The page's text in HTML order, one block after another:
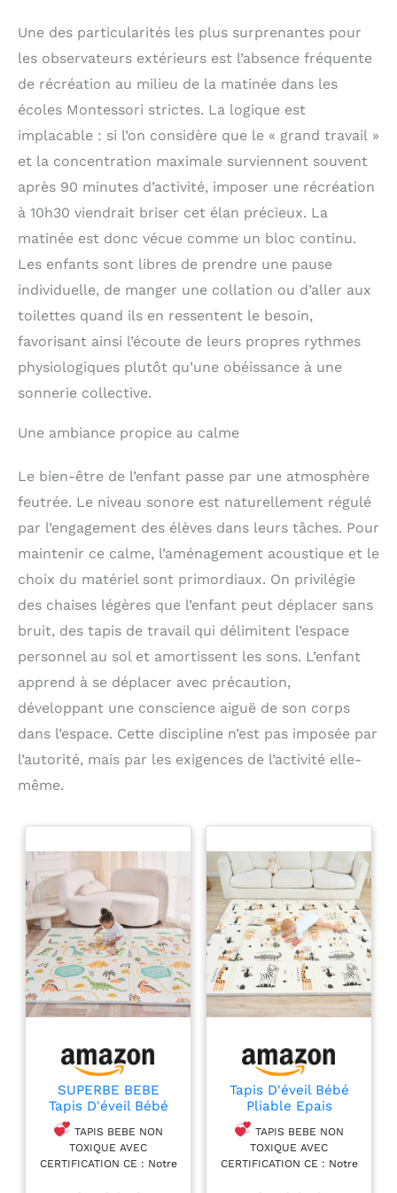
les enfants pour les
anniversaires, Halloween,
Pâques, Noël, etc.
Une des particularités les plus surprenantes pour
les observateurs extérieurs est l’absence fréquente
de récréation au milieu de la matinée dans les
écoles Montessori strictes. La logique est
implacable : si l’on considère que le « grand travail »
et la concentration maximale surviennent souvent
après 90 minutes d’activité, imposer une récréation
à 10h30 viendrait briser cet élan précieux. La
matinée est donc vécue comme un bloc continu.
Les enfants sont libres de prendre une pause
individuelle, de manger une collation ou d’aller aux
toilettes quand ils en ressentent le besoin,
favorisant ainsi l’écoute de leurs propres rythmes
physiologiques plutôt qu’une obéissance à une
sonnerie collective.
Une ambiance propice au calme
Le bien-être de l’enfant passe par une atmosphère
feutrée. Le niveau sonore est naturellement régulé
par l’engagement des élèves dans leurs tâches. Pour
maintenir ce calme, l’aménagement acoustique et le
choix du matériel sont primordiaux. On privilégie
des chaises légères que l’enfant peut déplacer sans
bruit, des tapis de travail qui délimitent l’espace
personnel au sol et amortissent les sons. L’enfant
apprend à se déplacer avec précaution,
développant une conscience aiguë de son corps
dans l’espace. Cette discipline n’est pas imposée par
l’autorité, mais par les exigences de l’activité elle-
même.
SUPERBE BEBE
Tapis D'éveil Bébé
Enfant Pliable Epais
Réversible
150x180x1cm XXL -
Tapis De Jeu De Sol
TAPIS BEBE NON
TOXIQUE AVEC
CERTIFICATION CE : Notre
Tapis D'éveil Bébé
Pliable Epais
150x180x1cm - tapis
De Jeu Pour Enfant
Bebe - tapis De Sol
TAPIS BEBE NON
TOXIQUE AVEC
CERTIFICATION CE : Notre